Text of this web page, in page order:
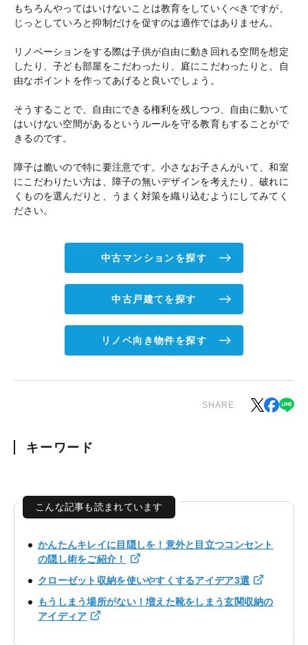
もちろんやってはいけないことは教育をしていくべきですが、
じっとしていろと抑制だけを促すのは適作ではありません。
リノベーションをする際は子供が自由に動き回れる空間を想定
したり、子ども部屋をこだわったり、庭にこだわったりと、自
由なポイントを作ってあげると良いでしょう。
そうすることで、自由にできる権利を残しつつ、自由に動いて
はいけない空間があるというルールを守る教育もすることがで
きるのです。
障子は脆いので特に要注意です。小さなお子さんがいて、和室
にこだわりたい方は、障子の無いデザインを考えたり、破れに
くものを選んだりと、うまく対策を織り込むようにしてみてく
ださい。
中古マンションを探す
中古戸建てを探す
リノベ向き物件を探す
SHARE
キーワード
こんな記事も読まれています
かんたんキレイに目隠しを！意外と目立つコンセント
の隠し術をご紹介！
クローゼット収納を使いやすくするアイデア3選
もうしまう場所がない！増えた靴をしまう玄関収納の
アイディア